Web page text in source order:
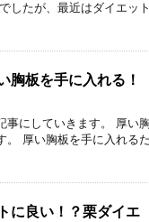
したが、最近はダイエット
胸板を手に入れる！
事にしていきます。 厚い胸
。 厚い胸板を手に入れるた
に良い！？栗ダイエ